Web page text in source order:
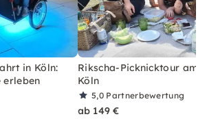
in Köln:
erleben
Rikscha-Picknicktour am
Köln
5,0 Partnerbewertung
ab 149 €